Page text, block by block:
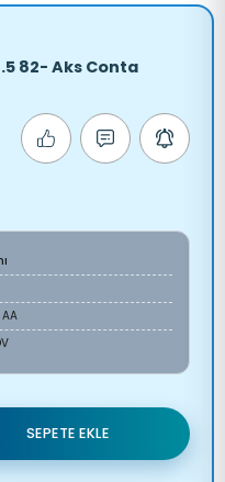
82- Aks Conta
AA
SEPETE EKLE